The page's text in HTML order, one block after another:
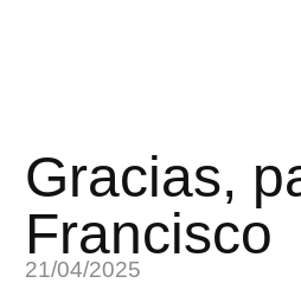
Gracias,
Francisco
21/04/2025